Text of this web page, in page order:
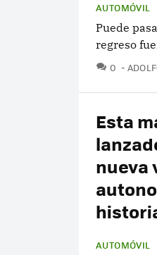
AUTOMÓVIL
Puede
regreso
0
Esta
nueva
AUTOMÓVIL